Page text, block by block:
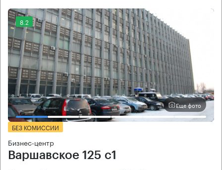
8.2
Еще фото
БЕЗ КОМИССИИ
Бизнес-центр
Варшавское 125 с1